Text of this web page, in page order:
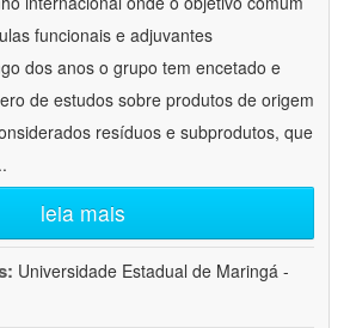
funcionais e adjuvantes
dos anos o grupo tem encetado e
de estudos sobre produtos de origem
resíduos e subprodutos, que
leia mais
Universidade Estadual de Maringá -